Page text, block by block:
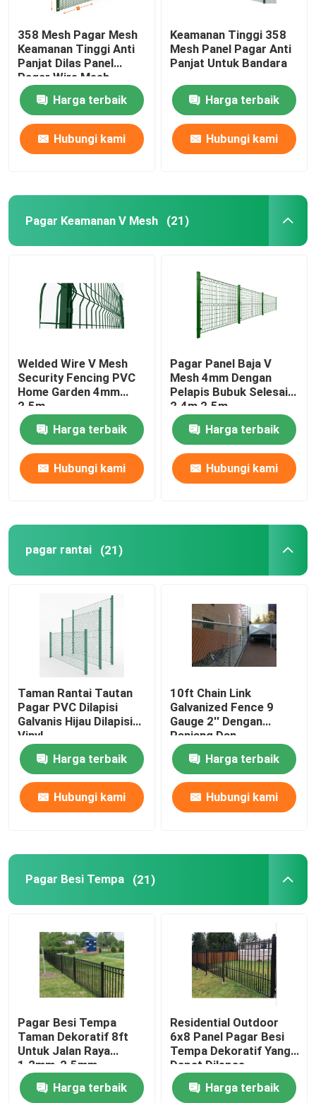
358 Mesh Pagar Mesh
Keamanan Tinggi Anti
Panjat Dilas Panel
Pagar Wire Mesh
Harga terbaik
Hubungi kami
Keamanan Tinggi 358
Mesh Panel Pagar Anti
Panjat Untuk Bandara
Harga terbaik
Hubungi kami
Pagar Keamanan V Mesh (21)
Welded Wire V Mesh
Security Fencing PVC
Home Garden 4mm
2.5m
Harga terbaik
Hubungi kami
Pagar Panel Baja V
Mesh 4mm Dengan
Pelapis Bubuk Selesai
2.4m 2.5m
Harga terbaik
Hubungi kami
pagar rantai (21)
Taman Rantai Tautan
Pagar PVC Dilapisi
Galvanis Hijau Dilapisi
Vinyl
Harga terbaik
Hubungi kami
10ft Chain Link
Galvanized Fence 9
Gauge 2'' Dengan
Panjang Dan
Perlengkapan 50ft
Harga terbaik
Hubungi kami
Pagar Besi Tempa (21)
Pagar Besi Tempa
Taman Dekoratif 8ft
Untuk Jalan Raya
1.2mm-2.5mm
Harga terbaik
Residential Outdoor
6x8 Panel Pagar Besi
Tempa Dekoratif Yang
Dapat Dilepas
Harga terbaik